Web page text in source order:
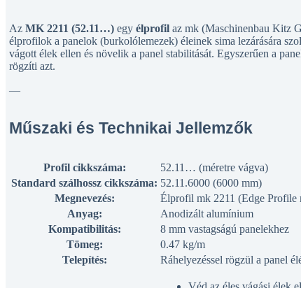
Az MK 2211 (52.11…) egy élprofil az mk (Maschinenbau Kitz
élprofilok a panelok (burkolólemezek) éleinek sima lezárására
vágott élek ellen és növelik a panel stabilitását. Egyszerűen a
rögzíti azt.
—
Műszaki és Technikai Jellemzők
Profil cikkszáma:
52.11… (méretre vágva)
Standard szálhossz cikkszáma: 52.11.6000 (6000 mm)
Megnevezés:
Élprofil mk 2211 (Edge Profile
Anyag:
Anodizált alumínium
Kompatibilitás:
8 mm vastagságú panelekhez
Tömeg:
0.47 kg/m
Telepítés:
Ráhelyezéssel rögzül a panel